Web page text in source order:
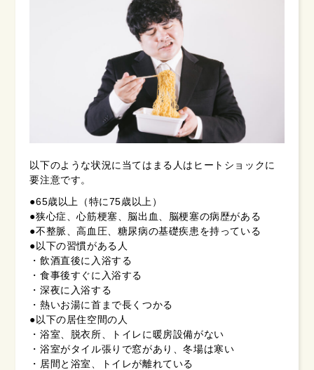
以下のような状況に当てはまる人はヒートショックに
要注意です。
●65歳以上（特に75歳以上）
●狭心症、心筋梗塞、脳出血、脳梗塞の病歴がある
●不整脈、高血圧、糖尿病の基礎疾患を持っている
●以下の習慣がある人
・飲酒直後に入浴する
・食事後すぐに入浴する
・深夜に入浴する
・熱いお湯に首まで長くつかる
●以下の居住空間の人
・浴室、脱衣所、トイレに暖房設備がない
・浴室がタイル張りで窓があり、冬場は寒い
・居間と浴室、トイレが離れている